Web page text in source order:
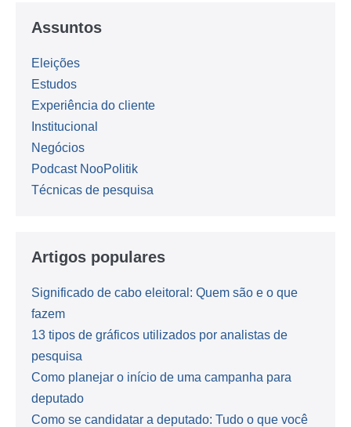
Assuntos
Eleições
Estudos
Experiência do cliente
Institucional
Negócios
Podcast NooPolitik
Técnicas de pesquisa
Artigos populares
Significado de cabo eleitoral: Quem são e o que
fazem
13 tipos de gráficos utilizados por analistas de
pesquisa
Como planejar o início de uma campanha para
deputado
Como se candidatar a deputado: Tudo o que você